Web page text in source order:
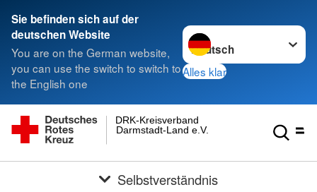
Sie befinden sich auf der
deutschen Website
You are on the German website,
you can use the switch to switch to
the English one
Sprache wechseln zu
Alles klar
Darmstadt-Land e.V.
DRK-Kreisverband
Selbstverständnis